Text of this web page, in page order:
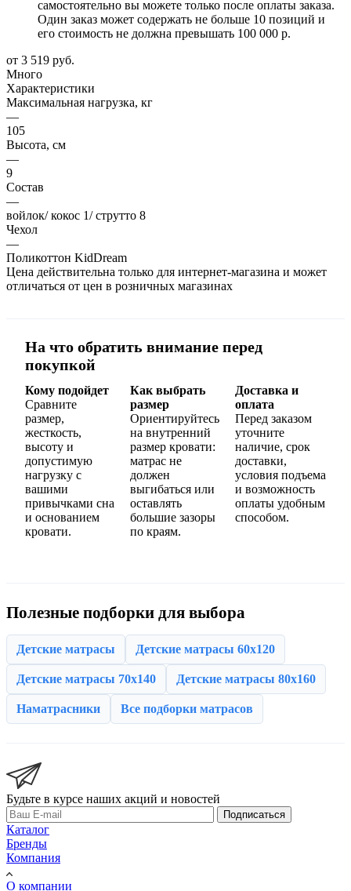
самостоятельно вы можете только после оплаты заказа.
Один заказ может содержать не больше 10 позиций и
его стоимость не должна превышать 100 000 р.
от 3 519 руб.
Много
Характеристики
Максимальная нагрузка, кг
—
105
Высота, см
—
9
Состав
—
войлок/ кокос 1/ струтто 8
Чехол
—
Поликоттон KidDream
Цена действительна только для интернет-магазина и может
отличаться от цен в розничных магазинах
На что обратить внимание перед
покупкой
Кому подойдет
Сравните
размер,
жесткость,
высоту и
допустимую
нагрузку с
вашими
привычками сна
и основанием
кровати.
Как выбрать
размер
Ориентируйтесь
на внутренний
размер кровати:
матрас не
должен
выгибаться или
оставлять
большие зазоры
по краям.
Доставка и
оплата
Перед заказом
уточните
наличие, срок
доставки,
условия подъема
и возможность
оплаты удобным
способом.
Полезные подборки для выбора
Детские матрасы Детские матрасы 60x120
Детские матрасы 70x140 Детские матрасы 80x160
Наматрасники Все подборки матрасов
Будьте в курсе наших акций и новостей
Подписаться
Каталог
Бренды
Компания
О компании